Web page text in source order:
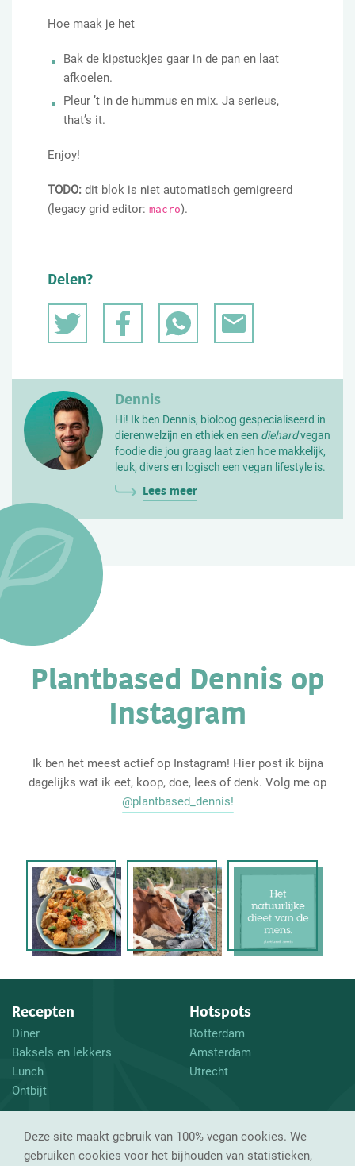
Deze site maakt gebruik van 100% vegan cookies. We
gebruiken cookies voor het bijhouden van statistieken,
Hoe maak je het
Bak de kipstuckjes gaar in de pan en laat
afkoelen.
Pleur ’t in de hummus en mix. Ja serieus,
that’s it.
Enjoy!
TODO: dit blok is niet automatisch gemigreerd
(legacy grid editor: macro).
Delen?
Dennis
Hi! Ik ben Dennis, bioloog gespecialiseerd in
dierenwelzijn en ethiek en een diehardvegan
foodie die jou graag laat zien hoe makkelijk,
leuk, divers en logisch een vegan lifestyle is.
Lees meer
Plantbased Dennis op
Instagram
Ik ben het meest actief op Instagram! Hier post ik bijna
dagelijks wat ik eet, koop, doe, lees of denk. Volg me op
@plantbased_dennis!
Recepten
Diner
Baksels en lekkers
Lunch
Ontbijt
Hotspots
Rotterdam
Amsterdam
Utrecht
En verder
Waarom vegan?
Volg mij
Instagram